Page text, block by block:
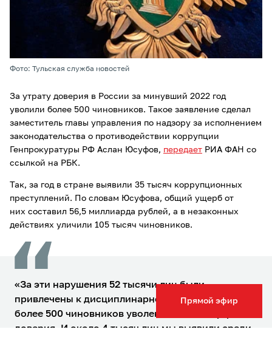
Прямой эфир
Фото: Тульская служба новостей
За утрату доверия в России за минувший 2022 год
уволили более 500 чиновников. Такое заявление сделал
заместитель главы управления по надзору за исполнением
законодательства о противодействии коррупции
Генпрокуратуры РФ Аслан Юсуфов, передает РИА ФАН со
ссылкой на РБК.
Так, за год в стране выявили 35 тысяч коррупционных
преступлений. По словам Юсуфова, общий ущерб от
них составил 56,5 миллиарда рублей, а в незаконных
действиях уличили 105 тысяч чиновников.
«За эти нарушения 52 тысячи лиц были
привлечены к дисциплинарной ответственности,
более 500 чиновников уволены в связи с утратой
доверия. И около 4 тысяч лиц мы выявили среди